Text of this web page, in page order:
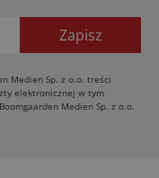
plantacji
Medien Sp. z o.o. treści
elektronicznej w tym
Medien Sp. z o.o.